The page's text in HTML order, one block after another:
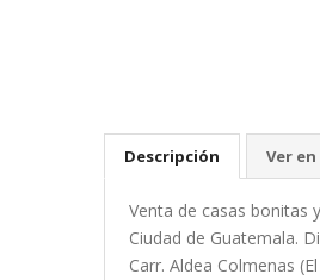
Descripción Ver
Venta de casas bonitas
Ciudad de Guatemala.
Carr. Aldea Colmenas